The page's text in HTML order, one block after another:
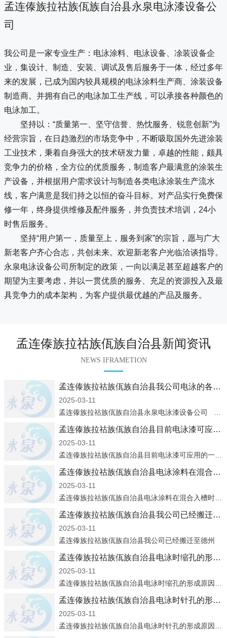
孟连傣族拉祜族佤族自治县永泉电泳漆设备公
司
我公司是一家专业生产：电泳涂料、电泳设备、凃装设备企
业，集设计、制造、安装、调试及售后服务于一体，经过多年
来的发展，已成为国内较具规模的电泳涂料生产商、涂装设备
制造商。并拥有自己的电泳加工生产线，可以承接各种颜色的
电泳加工。
坚持以：“质量第一、坚守信誉、热忱服务、锐意创新”为
经营宗旨，在日趋激烈的市场竞争中，不断吸取国外先进涂装
工业技术，秉着自身强大的技术研发力量，卓越的性能，颇具
竞争力的价格，全方位的优质服务，制造客户最满意的涂装生
产设备，并根据用户需求设计与制造各类电泳涂装生产流水
线，客户满意是我们持之以恒的奋斗目标。对产品实行免费保
修一年，终身提供维修及配件服务，并负责技术培训，24小
时售后服务。
坚持“用户第一，质量至上，服务到家”的宗旨，愿与广大
新老客户齐心合志，共创未来。欢迎新老客户光临洽谈指导。
永泉电泳设备公司所制定的政策，一向以满足甚至超越客户的
期望为主要考虑，并以一贯优质的服务、充足的资源投入及最
具竞争力的成本架构，为客户提供最优越的产品及服务。
孟连傣族拉祜族佤族自治县新闻资讯
NEWS IFRAMETION
孟连傣族拉祜族佤族自治县我公司电泳的各种产品解说
2025-03-11
孟连傣族拉祜族佤族自治县永泉电泳漆设备公司 我公司是一家专业生产：电泳涂料、电泳设备、凃装设备企业，集设计、制造、安装、调试及售后服务于一体，经过多年来的发展，已成为国内较具规模的电泳涂料生产商、涂装
孟连傣族拉祜族佤族自治县目前电泳漆可应用的一些行业
2025-03-11
孟连傣族拉祜族佤族自治县目前电泳漆可应用的一些行业
孟连傣族拉祜族佤族自治县电泳涂料在混合入槽时要注意什么?
2025-03-11
孟连傣族拉祜族佤族自治县电泳涂料在混合入槽时要注意什么?
孟连傣族拉祜族佤族自治县我公司已经搬迁至德州
2025-03-11
孟连傣族拉祜族佤族自治县我公司已经搬迁至德州
孟连傣族拉祜族佤族自治县电泳时缩孔的形成原因和解决方法
2025-03-11
孟连傣族拉祜族佤族自治县电泳时缩孔的形成原因和解决方法
孟连傣族拉祜族佤族自治县电泳时针孔的形成原因和解决方法
2025-03-11
孟连傣族拉祜族佤族自治县电泳时针孔的形成原因和解决方法